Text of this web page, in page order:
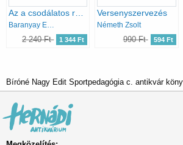
Baranyay Elemér
2 240 Ft 1 344 Ft
Versenyszervezés
Németh Zsolt
990 Ft 594 Ft
Bíróné Nagy Edit Sportpedagógia c. antikvár